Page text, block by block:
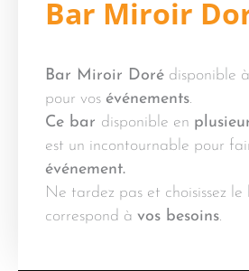
Bar Miroir
Bar Miroir Doré disponible
pour vos événements.
Ce bar disponible en
est un incontournable pour
événement.
Ne tardez pas et choisissez le
correspond à vos besoins.